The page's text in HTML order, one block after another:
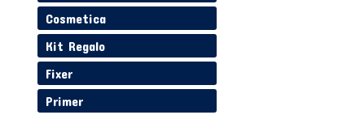
Cosmetica
Kit Regalo
Fixer
Primer